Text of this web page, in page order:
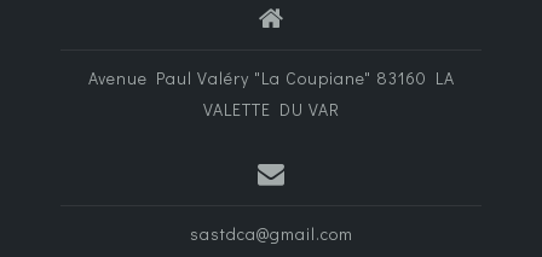
Avenue Paul Valéry "La Coupiane" 83160 LA
VALETTE DU VAR
sastdca@gmail.com